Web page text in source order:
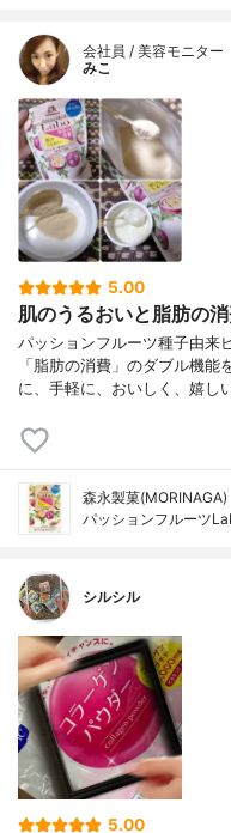
会社員 / 美容モニター
みこ
5.00
肌のうるおいと脂肪の
パッションフルーツ種子由来
「脂肪の消費」のダブル機
に、手軽に、おいしく、嬉し
森永製菓(MORINAGA)
パッションフルーツ
シルシル
5.00